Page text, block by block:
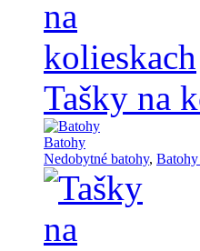
Tašky na
Batohy
Nedobytné batohy,